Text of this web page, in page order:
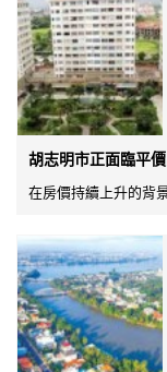
胡志明市正面臨平
在房價持續上升的背